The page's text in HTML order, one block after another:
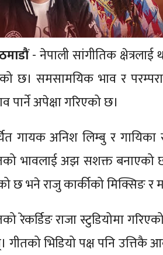
- नेपाली सांगीतिक
छ। समसामयिक भाव र
पार्ने अपेक्षा गरिएको छ।
गायक अनिश लिम्बु र
भावलाई अझ सशक्त बनाएको
छ भने राजु कार्कीको मिक्सिङ र
रेकर्डिङ राजा स्टुडियोमा
गीतको भिडियो पक्ष पनि उत्तिकै